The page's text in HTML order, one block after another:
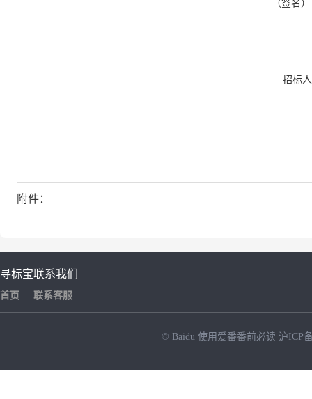
（签名）
招标
附件：
寻标宝
首页
联系我们
联系客服
© Baidu 使用爱番番前必读 沪ICP